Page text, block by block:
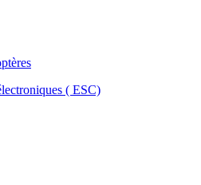
( ESC)